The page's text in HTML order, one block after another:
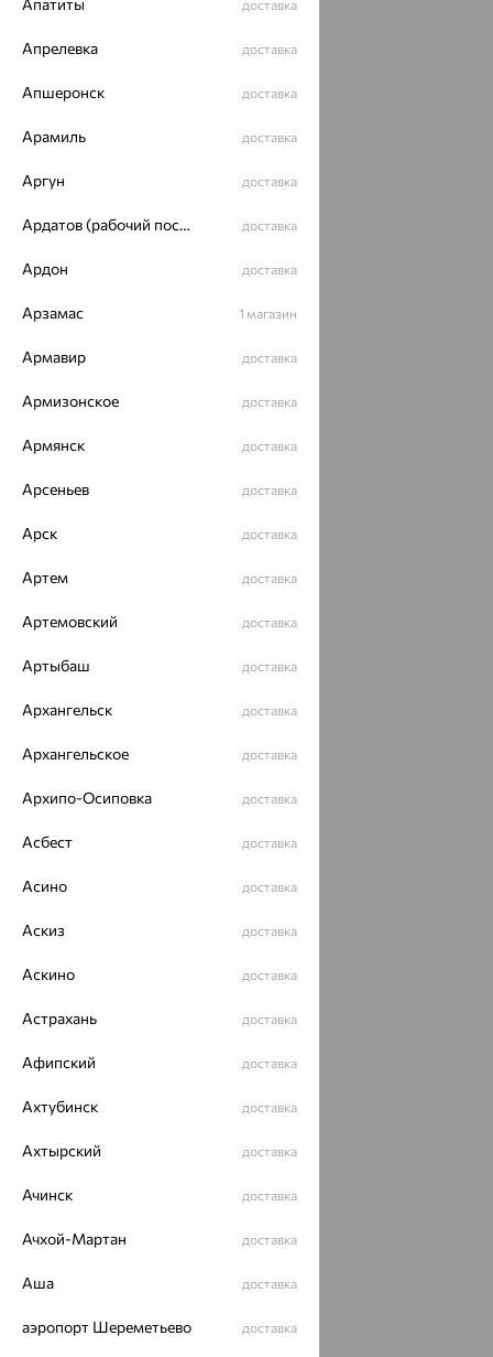
Апатиты доставка
Апрелевка доставка
Апшеронск доставка
Арамиль доставка
Аргун доставка
Ардатов (рабочий поселок) доставка
Ардон доставка
Арзамас 1 магазин
Армавир доставка
Армизонское доставка
Армянск доставка
Арсеньев доставка
Арск доставка
Артем доставка
Артемовский доставка
Артыбаш доставка
Архангельск доставка
Архангельское доставка
Архипо-Осиповка доставка
Асбест доставка
Асино доставка
Аскиз доставка
Аскино доставка
Астрахань доставка
Афипский доставка
Ахтубинск доставка
Ахтырский доставка
Ачинск доставка
Ачхой-Мартан доставка
Аша доставка
аэропорт Шереметьево доставка